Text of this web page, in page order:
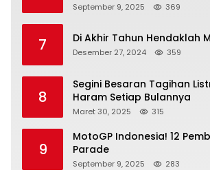
Ketentuannya!
September 9, 2025 369
7 Di Akhir Tahun Hendaklah
Desember 27, 2024 359
8
Segini Besaran Tagihan
Haram Setiap Bulannya
Maret 30, 2025 315
9
MotoGP Indonesia! 12
Parade
September 9, 2025 283